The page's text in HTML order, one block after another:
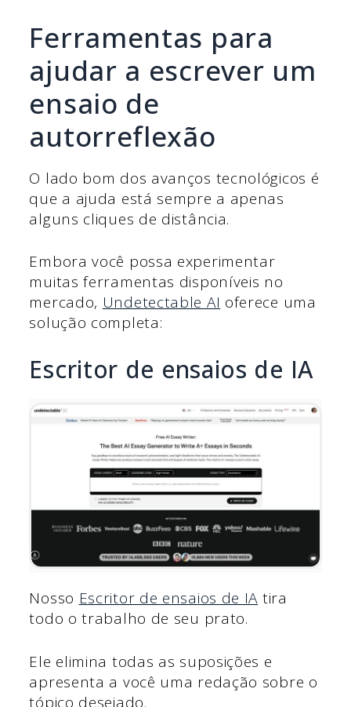
Ferramentas para
ajudar a escrever um
ensaio de
autorreflexão
O lado bom dos avanços tecnológicos é
que a ajuda está sempre a apenas
alguns cliques de distância.
Embora você possa experimentar
muitas ferramentas disponíveis no
mercado, Undetectable AI oferece uma
solução completa:
Escritor de ensaios de IA
Nosso Escritor de ensaios de IA tira
todo o trabalho de seu prato.
Ele elimina todas as suposições e
apresenta a você uma redação sobre o
tópico desejado.